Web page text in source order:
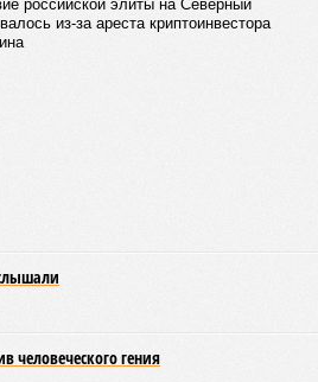
представляется вариант
котором после ухода РЖД
быстро обретут другого
стал бы провоцировать
В сущности, это очередной
России бывшими союзниками.
ищут и обретают
благодарность или даже
государства
в этом не могут остановить.
хочет отжать актив
российских рынков. Ну
в стране не